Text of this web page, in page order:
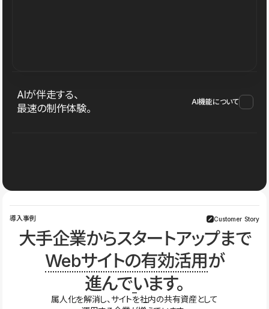
AIが伴走する、
最速の制作体験。
AI機能について
導入事例 Customer Story
大手企業からスタートアップまで
Webサイトの有効活用が
進んでいます。
属人化を解消し、サイトを社内の共有資産として